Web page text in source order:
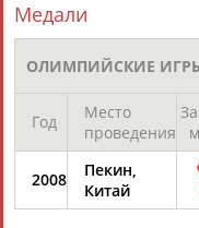
Давид Ригерт: Тяжелую
чтобы не подняли
...Это россияне
18.11.2016
Легкоатлетка Елена
МОК о допинге
...лишен серебряной
иДмитрий Лапиков-
Медали
ОЛИМПИЙСКИЕ
Год
Место
проведения
2008
Пекин,
Китай